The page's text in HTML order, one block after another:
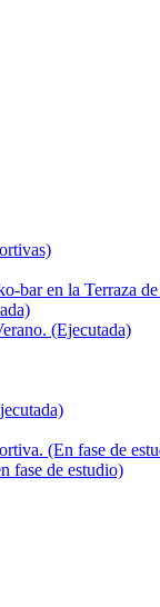
bar en la Terraza
(Ejecutada)
(En fase de
fase de estudio)